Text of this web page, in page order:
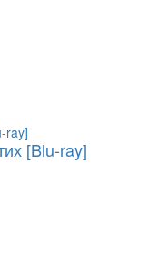
[Blu-ray]